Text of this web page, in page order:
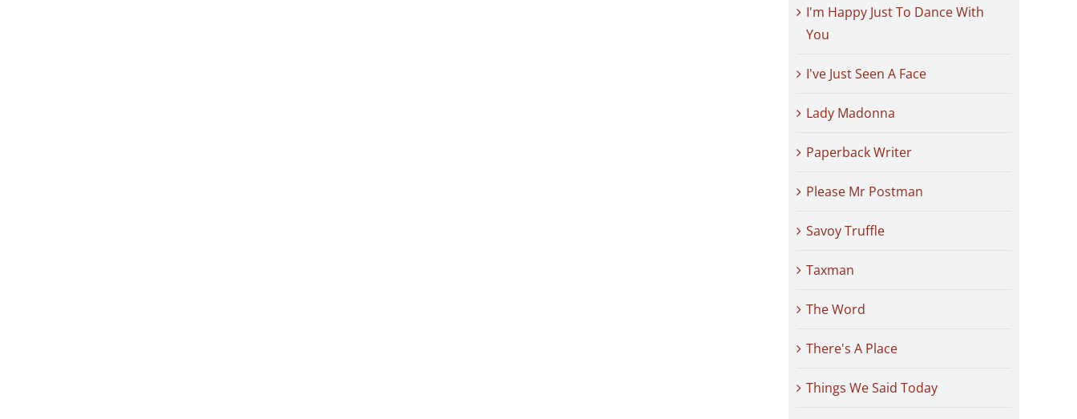
I'm Happy Just To Dance With
You
I've Just Seen A Face
Lady Madonna
Paperback Writer
Please Mr Postman
Savoy Truffle
Taxman
The Word
There's A Place
Things We Said Today